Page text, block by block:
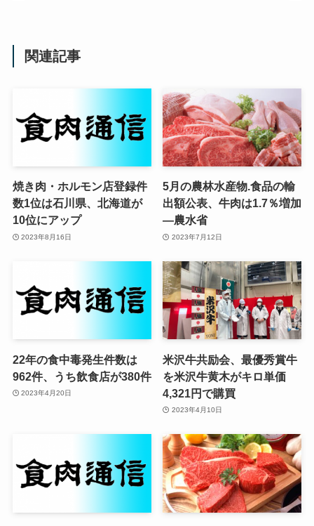
関連記事
焼き肉・ホルモン店登録件
数1位は石川県、北海道が
10位にアップ
2023年8月16日
5月の農林水産物.食品の輸
出額公表、牛肉は1.7％増加
—農水省
2023年7月12日
22年の食中毒発生件数は
962件、うち飲食店が380件
2023年4月20日
米沢牛共励会、最優秀賞牛
を米沢牛黄木がキロ単価
4,321円で購買
2023年4月10日